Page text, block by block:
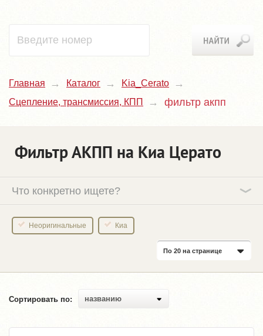
Главная Каталог
Kia_Cerato
Сцепление, трансмиссия, КПП
фильтр акпп
Фильтр АКПП на Киа Церато
Что конкретно ищете?
Неоригинальные Киа
По 20 на странице
Сортировать по: названию